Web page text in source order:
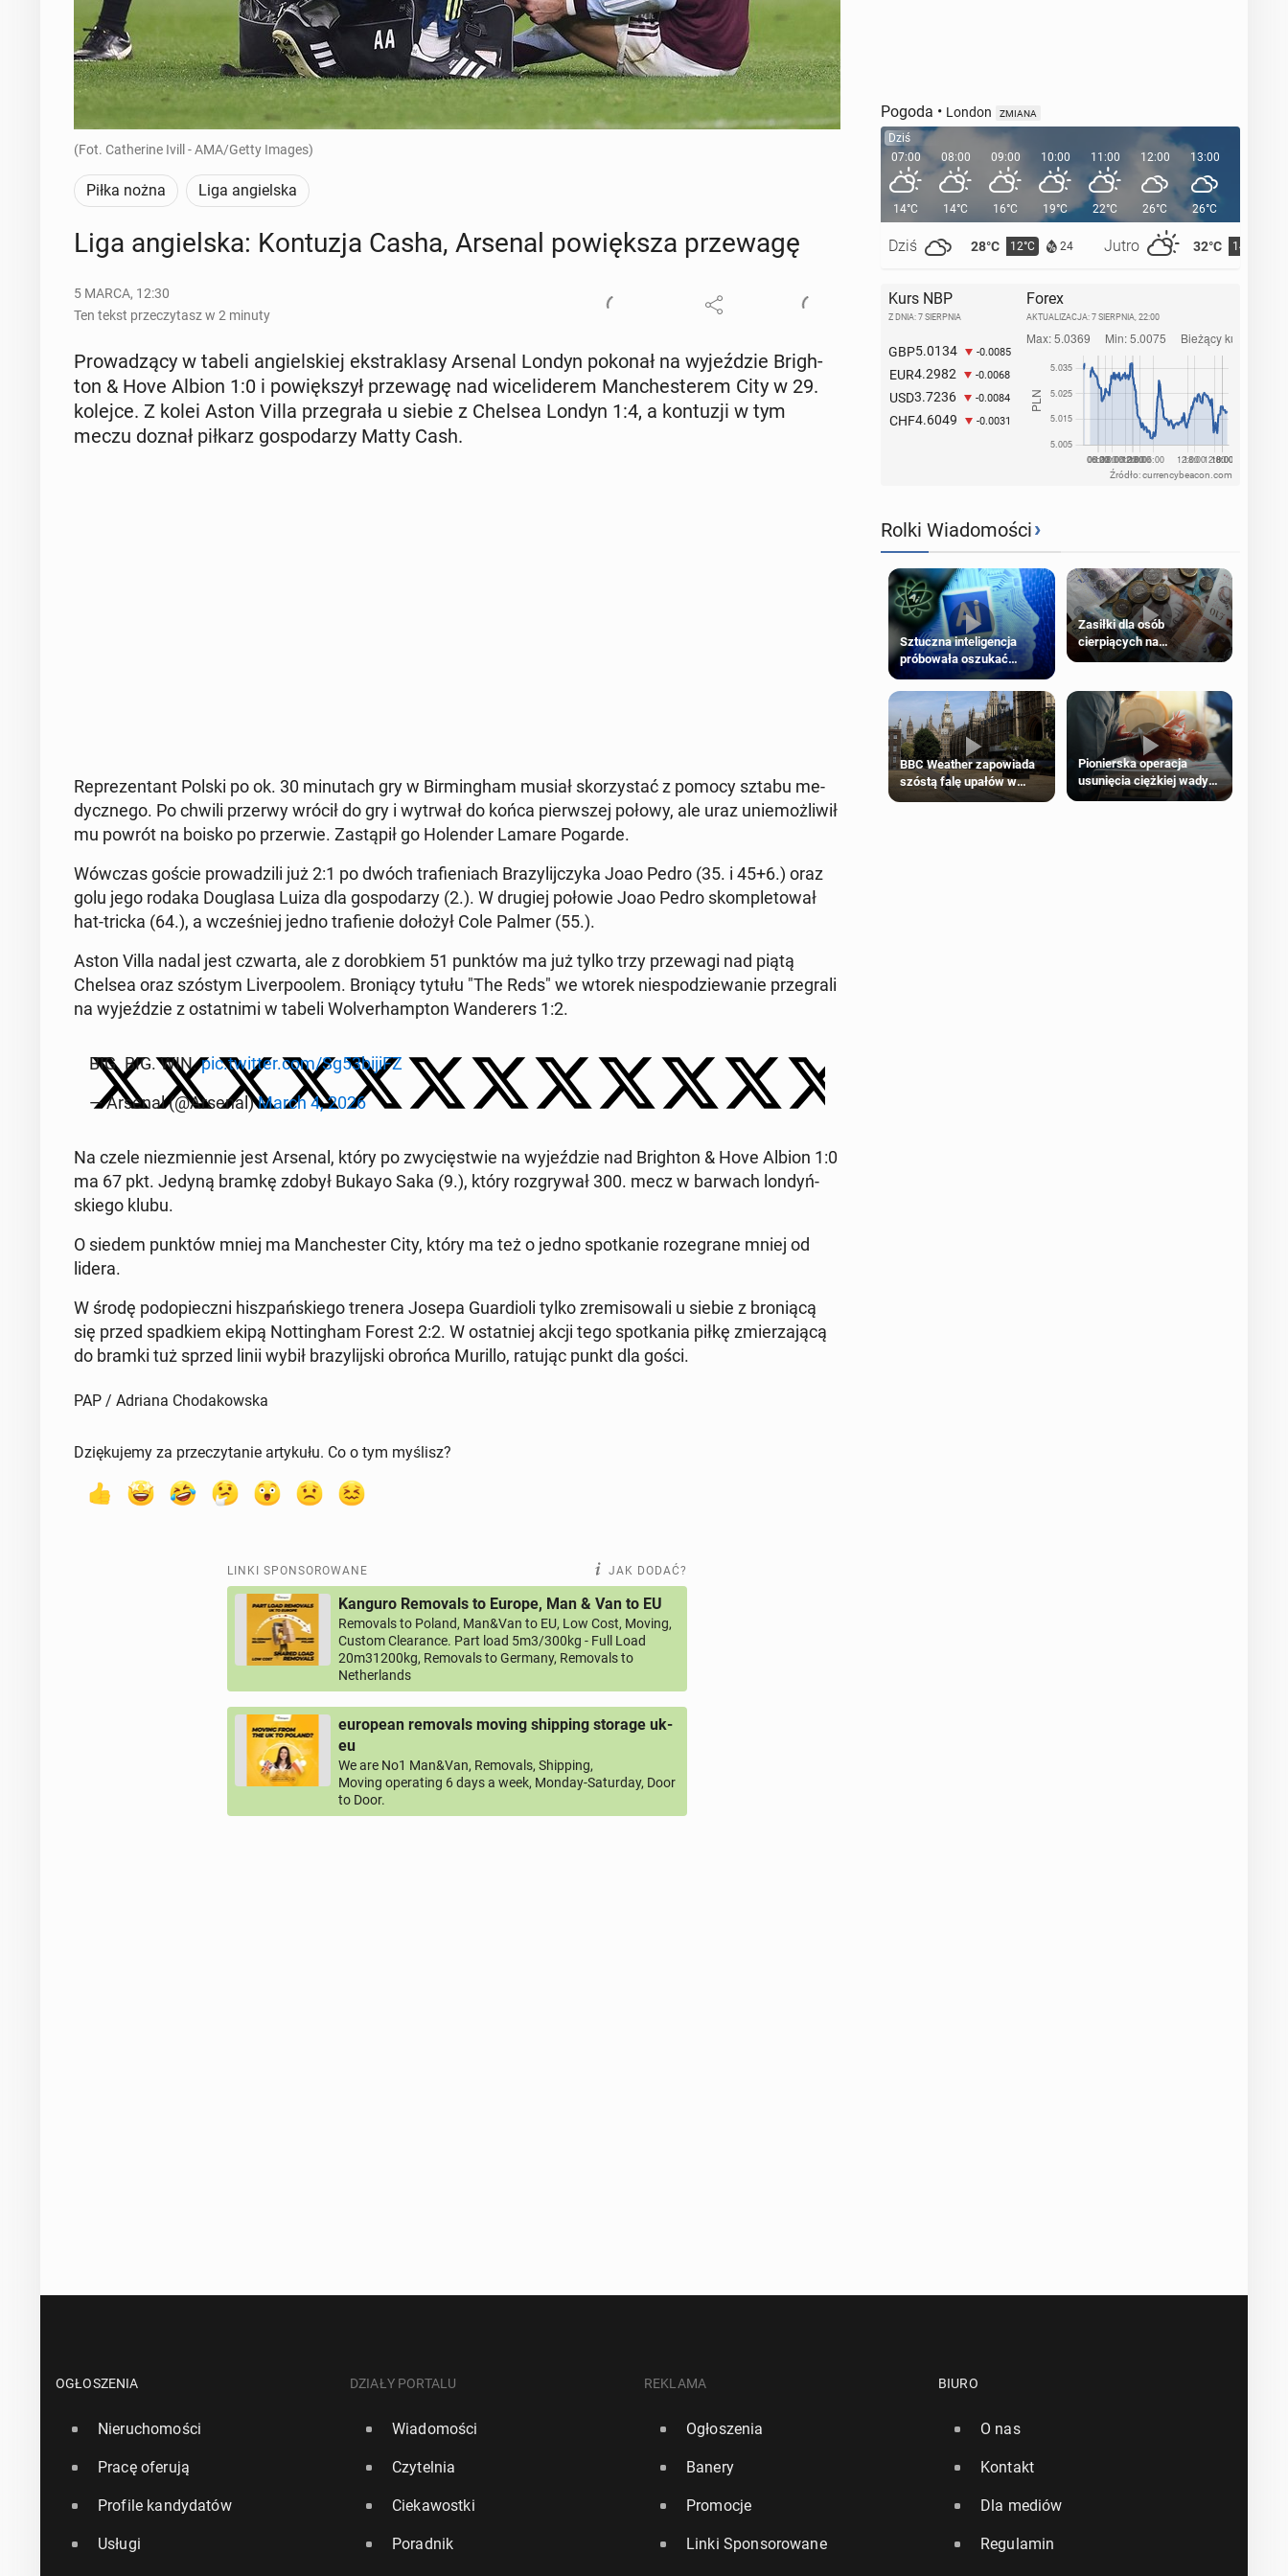
(Fot. Catherine Ivill - AMA/Getty Images)
Piłka nożna Liga angielska
Liga an­giel­ska: Kon­tu­zja Casha, Arsenal po­więk­sza prze­wa­gę
5 MARCA, 12:30
Ten tekst przeczytasz w 2 minuty
Pro­wa­dzą­cy w tabeli an­giel­skiej eks­tra­kla­sy Arsenal Londyn pokonał na wy­jeź­dzie Bri­gh­
ton & Hove Albion 1:0 i po­więk­szył prze­wa­gę nad wi­ce­li­de­rem Man­che­ste­rem City w 29.
kolejce. Z kolei Aston Villa prze­gra­ła u siebie z Chelsea Londyn 1:4, a kon­tu­zji w tym
meczu doznał piłkarz go­spo­da­rzy Matty Cash.
Re­pre­zen­tant Polski po ok. 30 mi­nu­tach gry w Bir­ming­ham musiał sko­rzy­stać z pomocy sztabu me­
dycz­ne­go. Po chwili przerwy wrócił do gry i wytrwał do końca pierw­szej połowy, ale uraz unie­moż­li­wił
mu powrót na boisko po prze­rwie. Za­stą­pił go Ho­len­der Lamare Pogarde.
Wówczas goście pro­wa­dzi­li już 2:1 po dwóch tra­fie­niach Bra­zy­lij­czy­ka Joao Pedro (35. i 45+6.) oraz
golu jego rodaka Do­ugla­sa Luiza dla go­spo­da­rzy (2.). W drugiej połowie Joao Pedro skom­ple­to­wał
hat-tricka (64.), a wcze­śniej jedno tra­fie­nie dołożył Cole Palmer (55.).
Aston Villa nadal jest czwarta, ale z do­rob­kiem 51 punktów ma już tylko trzy prze­wa­gi nad piątą
Chelsea oraz szóstym Li­ver­po­olem. Bro­nią­cy tytułu "The Reds" we wtorek nie­spo­dzie­wa­nie prze­gra­li
na wy­jeź­dzie z ostat­ni­mi w tabeli Wo­lver­hamp­ton Wan­de­rers 1:2.
BIG. BIG. WIN.pic.twitter.com/Sg53bijiFZ
— Arsenal (@Arsenal)March 4, 2026
Na czele nie­zmien­nie jest Arsenal, który po zwy­cię­stwie na wy­jeź­dzie nad Bri­gh­ton & Hove Albion 1:0
ma 67 pkt. Jedyną bramkę zdobył Bukayo Saka (9.), który roz­gry­wał 300. mecz w barwach lon­dyń­
skie­go klubu.
O siedem punktów mniej ma Man­che­ster City, który ma też o jedno spo­tka­nie ro­ze­gra­ne mniej od
lidera.
W środę pod­opiecz­ni hisz­pań­skie­go trenera Josepa Gu­ar­dio­li tylko zre­mi­so­wa­li u siebie z bro­nią­cą
się przed spad­kiem ekipą Not­tin­gham Forest 2:2. W ostat­niej akcji tego spo­tka­nia piłkę zmie­rza­ją­cą
do bramki tuż sprzed linii wybił bra­zy­lij­ski obrońca Murillo, ratując punkt dla gości.
PAP / Adriana Chodakowska
Dziękujemy za przeczytanie artykułu. Co o tym myślisz?
LINKI SPONSOROWANE JAK DODAĆ?
Kanguro Removals to Europe, Man & Van to EU
Removals to Poland, Man&Van to EU, Low Cost, Moving,
Custom Clearance. Part load 5m3/300kg - Full Load
20m31200kg, Removals to Germany, Removals to
Netherlands
european removals moving shipping storage uk-
eu
We are No1 Man&Van, Removals, Shipping,
Moving operating 6 days a week, Monday-Saturday, Door
to Door.
Pogoda • London ZMIANA
Dziś
07:00
14°C
Dziś 28°C 12°C 24 Jutro 32°C 14°C
08:00
14°C
09:00
16°C
10:00
19°C
11:00
22°C
12:00
26°C
13:00
26°C
Kurs NBP
Z DNIA: 7 SIERPNIA
GBP5.0134 -0.0085
EUR4.2982 -0.0068
USD3.7236 -0.0084
CHF4.6049 -0.0031
Forex
AKTUALIZACJA: 7 SIERPNIA, 22:00
Źródło: currencybeacon.com
Rolki Wiadomości›
Sztuczna inteligencja
próbowała oszukać
człowieka
Zasiłki dla osób
cierpiących na
schorzenia psychiczne
BBC Weather zapowiada
szóstą falę upałów w
Londynie
Pionierska operacja
usunięcia ciężkiej wady
wrodzonej płodu w łonie
OGŁOSZENIA
Nieruchomości
Pracę oferują
Profile kandydatów
Usługi
DZIAŁY PORTALU
Wiadomości
Czytelnia
Ciekawostki
Poradnik
REKLAMA
Ogłoszenia
Banery
Promocje
Linki Sponsorowane
BIURO
O nas
Kontakt
Dla mediów
Regulamin